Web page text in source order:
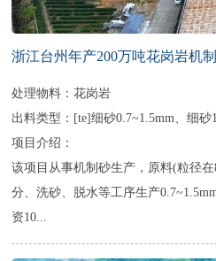
浙江台州年产200万吨花岗岩机
处理物料：花岗岩
出料类型：[te]细砂0.7~1.5mm、细砂
项目介绍：
该项目从事机制砂生产，原料(粒径
分、洗砂、脱水等工序生产
资10...